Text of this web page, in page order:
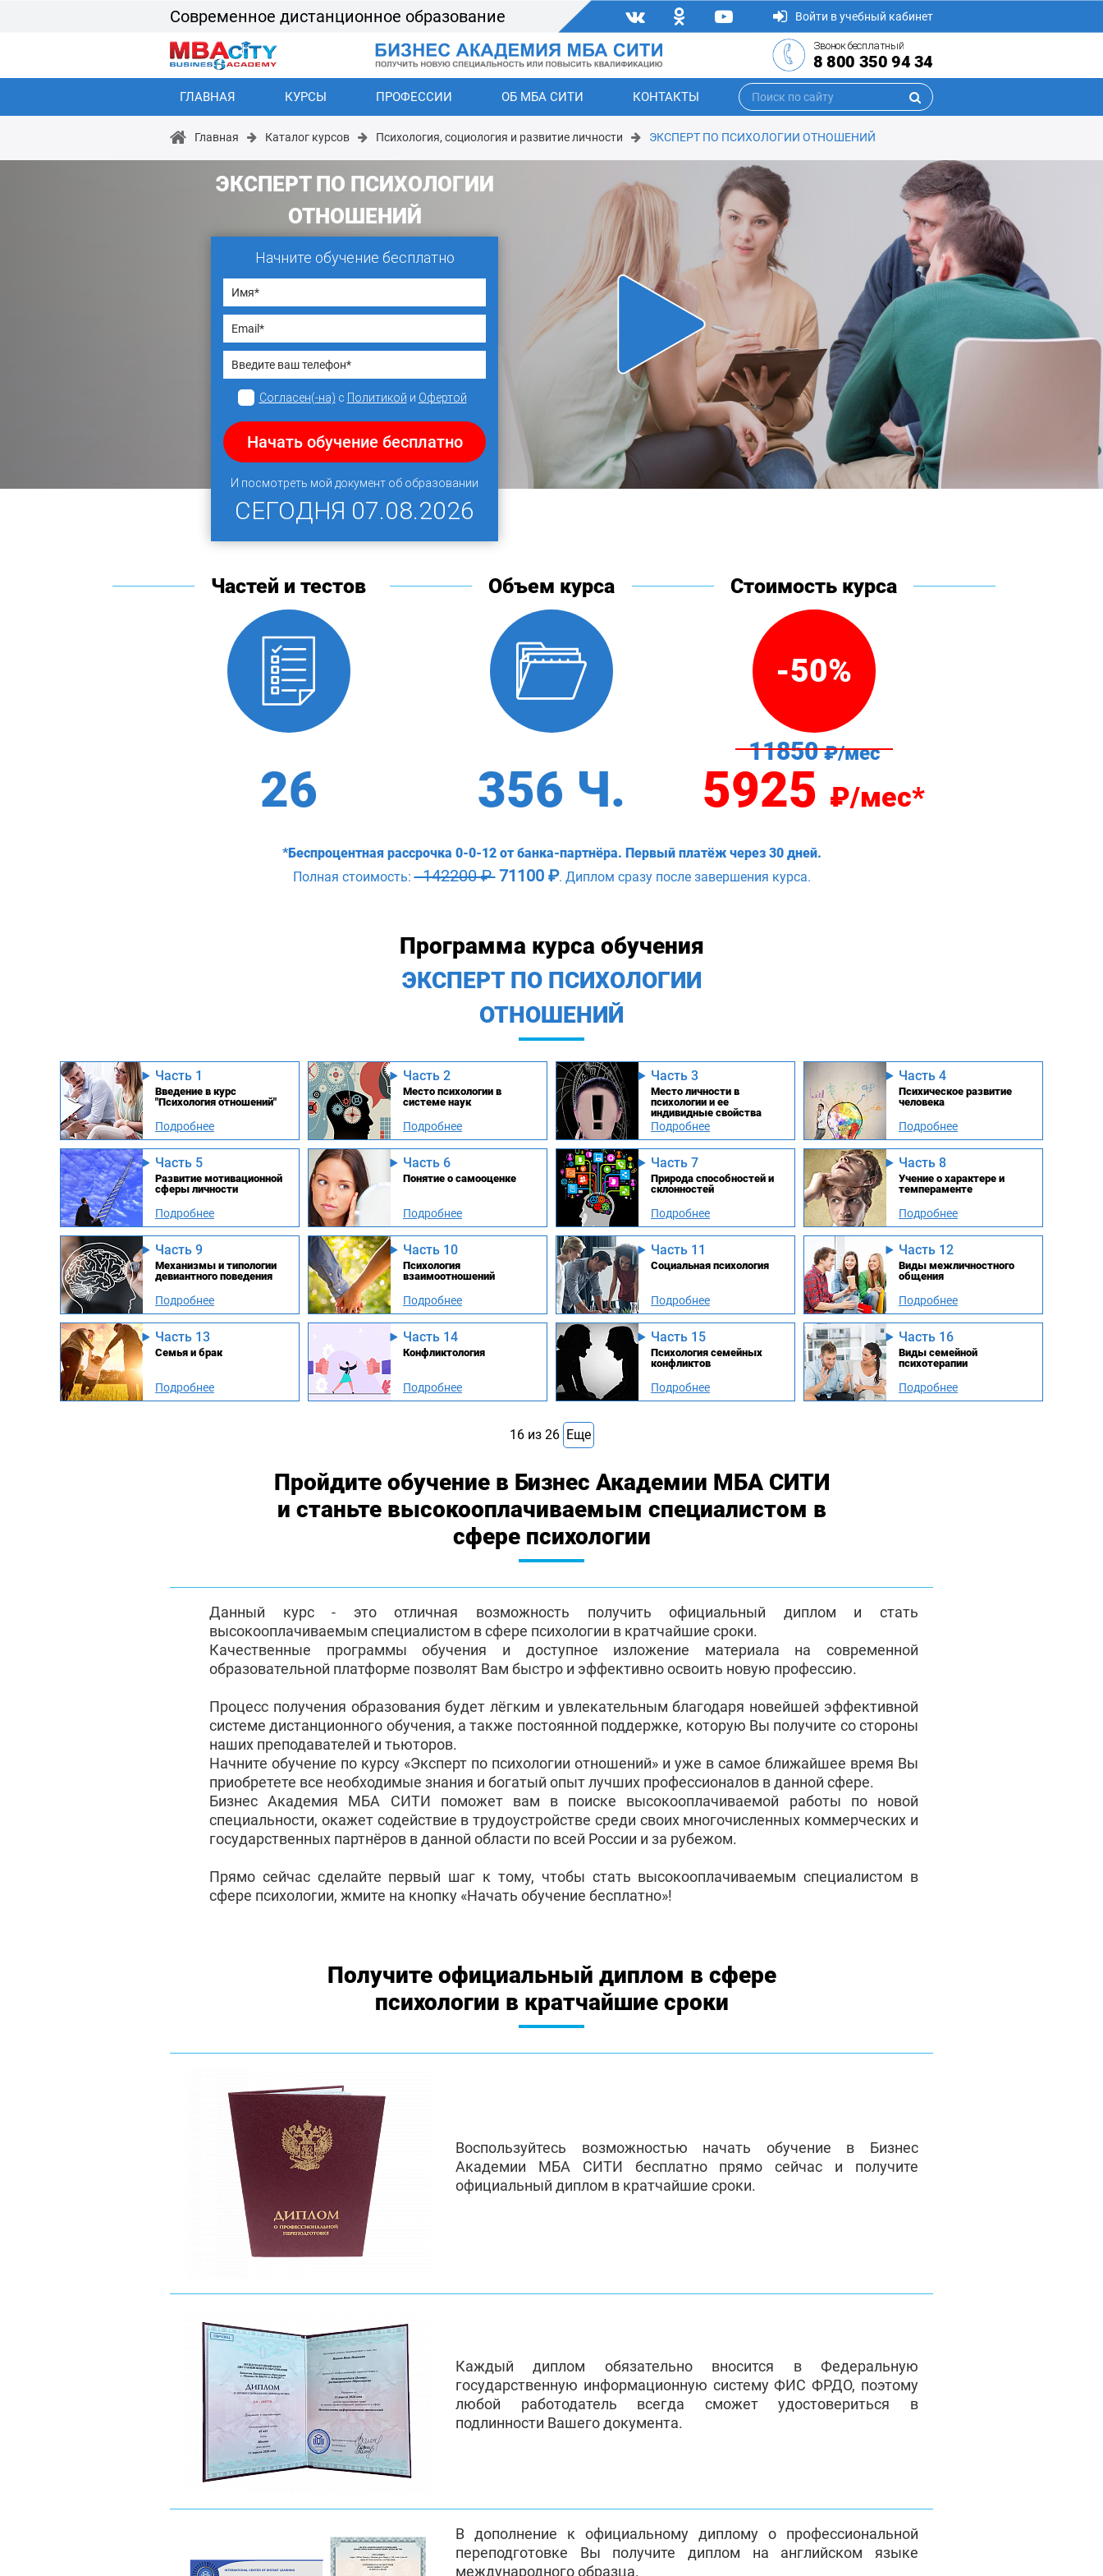
Современное дистанционное образование Войти в учебный кабинет
Звонок бесплатный
8 800 350 94 34
ГЛАВНАЯ КУРСЫ ПРОФЕССИИ ОБ МБА СИТИ КОНТАКТЫ
Главная Каталог курсов Психология, социология и развитие личности ЭКСПЕРТ ПО ПСИХОЛОГИИ ОТНОШЕНИЙ
ЭКСПЕРТ ПО ПСИХОЛОГИИ
ОТНОШЕНИЙ
Начните обучение бесплатно
Согласен(-на) с Политикой и Офертой
Начать обучение бесплатно
И посмотреть мой документ об образовании
СЕГОДНЯ 07.08.2026
Частей и тестов
26
Объем курса
356 Ч.
Стоимость курса
-50%
11850₽/мес
5925 ₽/мес*
*Беспроцентная рассрочка 0-0-12 от банка-партнёра. Первый платёж через 30 дней.
Полная стоимость:142200 ₽71100 ₽. Диплом сразу после завершения курса.
Программа курса обучения
ЭКСПЕРТ ПО ПСИХОЛОГИИ
ОТНОШЕНИЙ
Часть 1
Введение в курс
"Психология отношений"
Подробнее
Часть 2
Место психологии в
системе наук
Подробнее
Часть 3
Место личности в
психологии и ее
индивидные свойства
Подробнее
Часть 4
Психическое развитие
человека
Подробнее
Часть 5
Развитие мотивационной
сферы личности
Подробнее
Часть 6
Понятие о самооценке
Подробнее
Часть 7
Природа способностей и
склонностей
Подробнее
Часть 8
Учение о характере и
темпераменте
Подробнее
Часть 9
Механизмы и типологии
девиантного поведения
Подробнее
Часть 10
Психология
взаимоотношений
Подробнее
Часть 11
Социальная психология
Подробнее
Часть 12
Виды межличностного
общения
Подробнее
Часть 13
Семья и брак
Подробнее
Часть 14
Конфликтология
Подробнее
Часть 15
Психология семейных
конфликтов
Подробнее
Часть 16
Виды семейной
психотерапии
Подробнее
16из 26 Еще
Пройдите обучение в Бизнес Академии МБА СИТИ
и станьте высокооплачиваемым специалистом в
сфере психологии
Данный курс - это отличная возможность получить официальный диплом и стать
высокооплачиваемым специалистом в сфере психологии в кратчайшие сроки.
Качественные программы обучения и доступное изложение материала на современной
образовательной платформе позволят Вам быстро и эффективно освоить новую профессию.
Процесс получения образования будет лёгким и увлекательным благодаря новейшей эффективной
системе дистанционного обучения, а также постоянной поддержке, которую Вы получите со стороны
наших преподавателей и тьюторов.
Начните обучение по курсу «Эксперт по психологии отношений» и уже в самое ближайшее время Вы
приобретете все необходимые знания и богатый опыт лучших профессионалов в данной сфере.
Бизнес Академия МБА СИТИ поможет вам в поиске высокооплачиваемой работы по новой
специальности, окажет содействие в трудоустройстве среди своих многочисленных коммерческих и
государственных партнёров в данной области по всей России и за рубежом.
Прямо сейчас сделайте первый шаг к тому, чтобы стать высокооплачиваемым специалистом в
сфере психологии, жмите на кнопку «Начать обучение бесплатно»!
Получите официальный диплом в сфере
психологии в кратчайшие сроки
Воспользуйтесь возможностью начать обучение в Бизнес
Академии МБА СИТИ бесплатно прямо сейчас и получите
официальный диплом в кратчайшие сроки.
Каждый диплом обязательно вносится в Федеральную
государственную информационную систему ФИС ФРДО, поэтому
любой работодатель всегда сможет удостовериться в
подлинности Вашего документа.
В дополнение к официальному диплому о профессиональной
переподготовке Вы получите диплом на английском языке
международного образца.